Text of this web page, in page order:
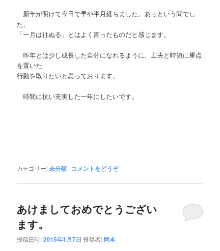
新年が明けて今日で早や半月経ちました。あっという間でし
た。
「一月は往ぬる」とはよく言ったものだと感じます。
昨年とは少し成長した自分になれるように、工夫と時短に重点
を置いた
行動を取りたいと思っております。
時間に抗い充実した一年にしたいです。
カテゴリー:未分類 | コメントをどうぞ
あけましておめでとうござい
ます。
投稿日時:2015年1月7日 投稿者: 岡本